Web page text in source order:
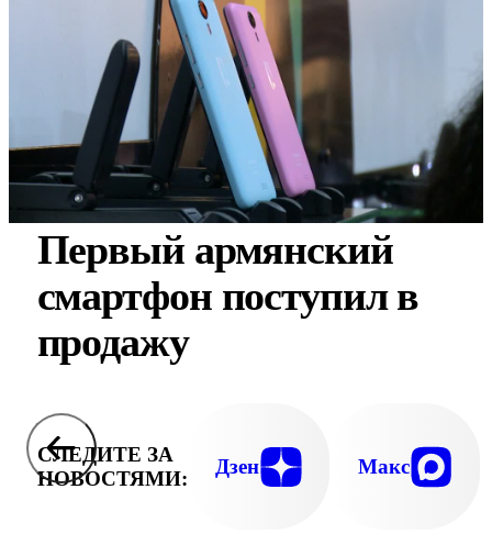
Первый армянский
смартфон поступил в
продажу
СЛЕДИТЕ ЗА
НОВОСТЯМИ:
Дзен Макс